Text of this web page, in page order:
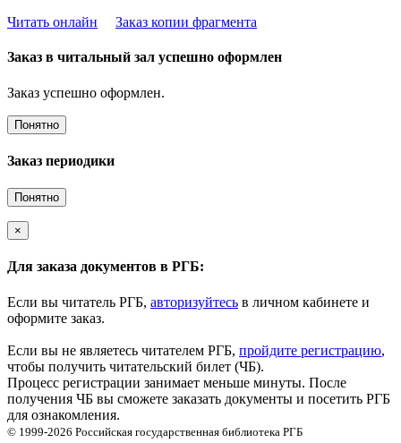
Читать онлайн
Заказ копии фрагмента
Заказ в читальный зал успешно оформлен
Заказ успешно оформлен.
Понятно
Заказ периодики
Понятно
×
Для заказа документов в РГБ:
Если вы читатель РГБ, авторизуйтесь в личном кабинете и
оформите заказ.
Если вы не являетесь читателем РГБ, пройдите регистрацию,
чтобы получить читательский билет (ЧБ).
Процесс регистрации занимает меньше минуты. После
получения ЧБ вы сможете заказать документы и посетить РГБ
для ознакомления.
© 1999-2026 Российская государственная библиотека РГБ